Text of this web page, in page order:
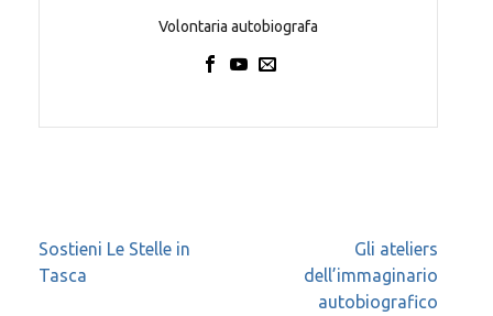
Volontaria autobiografa
Navigazione
articoli
Sostieni Le Stelle in
Tasca
Gli ateliers
dell’immaginario
autobiografico